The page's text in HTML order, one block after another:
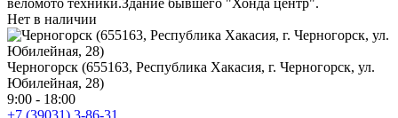
Нет в наличии
Черногорск (655163, Республика Хакасия, г. Черногорск, ул.
Юбилейная, 28)
9:00 - 18:00
+7 (39031) 3-86-31